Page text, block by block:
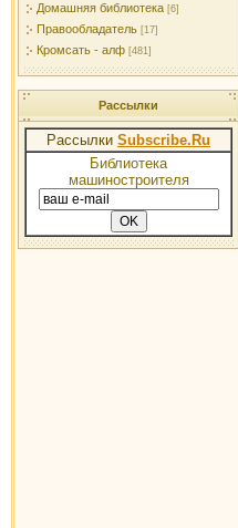
Домашняя библиотека [6]
Правообладатель [17]
Кромсать - алф [481]
Рассылки
Рассылки Subscribe.Ru
Библиотека
машиностроителя